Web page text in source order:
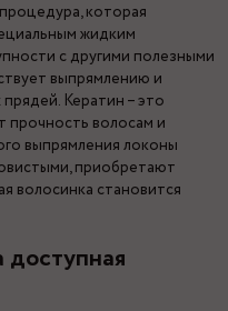
которая
жидким
с другими полезными
выпрямлению и
Кератин – это
прочность волосам и
выпрямления локоны
приобретают
волосинка становится
доступная